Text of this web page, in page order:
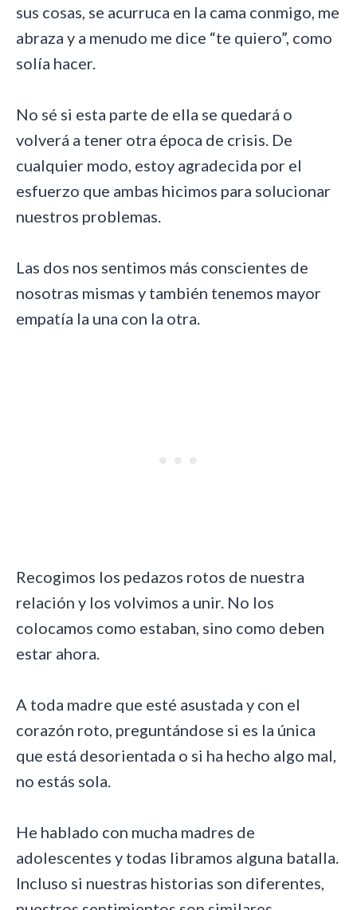
sus cosas, se acurruca en la cama conmigo, me
abraza y a menudo me dice “te quiero”, como
solía hacer.
No sé si esta parte de ella se quedará o
volverá a tener otra época de crisis. De
cualquier modo, estoy agradecida por el
esfuerzo que ambas hicimos para solucionar
nuestros problemas.
Las dos nos sentimos más conscientes de
nosotras mismas y también tenemos mayor
empatía la una con la otra.
Recogimos los pedazos rotos de nuestra
relación y los volvimos a unir. No los
colocamos como estaban, sino como deben
estar ahora.
A toda madre que esté asustada y con el
corazón roto, preguntándose si es la única
que está desorientada o si ha hecho algo mal,
no estás sola.
He hablado con mucha madres de
adolescentes y todas libramos alguna batalla.
Incluso si nuestras historias son diferentes,